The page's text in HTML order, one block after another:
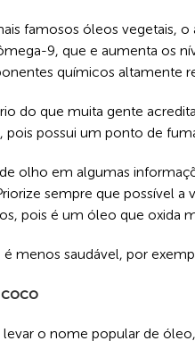
famosos óleos vegetais,
9, que e aumenta os
químicos altamente
do que muita gente
pois possui um ponto de
olho em algumas
sempre que possível
pois é um óleo que oxida
é menos saudável, por
levar o nome popular de